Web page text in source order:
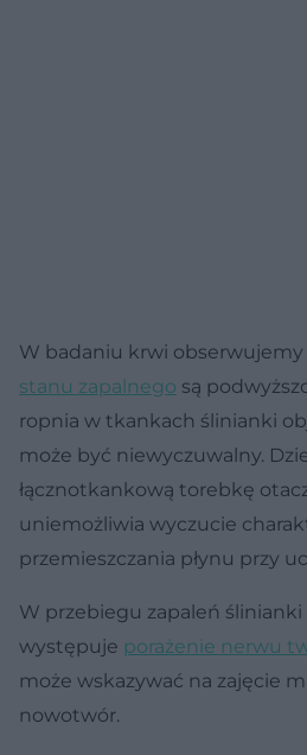
W badaniu krwi
stanu zapalnego są
ropnia w tkankach ślinianki
może być niewyczuwalny.
łącznotkankową torebkę
uniemożliwia wyczucie
przemieszczania płynu przy
W przebiegu zapaleń
występuje porażenie nerwu
może wskazywać na zajęcie
nowotwór.